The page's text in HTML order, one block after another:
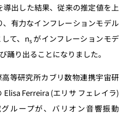
導出した結果、従来の推定値を上
有力なインフレーションモデル
て、ns がインフレーションモデ
踊り出ることになりました。
等研究所カブリ数物連携宇宙研
Elisa Ferreira (エリサ フェレイラ)
ループが、バリオン音響振動